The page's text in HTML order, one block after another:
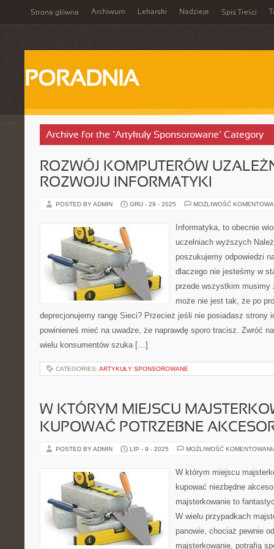
Strona główna Archiwum Lekarski Nadzieje Spis Treści
PORADNIA
Archive for the ‘Artykuły Sponsorowane’ Category
ROZWÓJ KOMPUTERÓW
ROZWOJU INFORMATYKI
POSTED BY ADMIN GRU - 29 - 2025 MOŻLIWOŚĆ
Informatyka, to obecnie
uczelniach wyższych
poszukujemy odpowiedzi
dlaczego nie jesteśmy w
przede wszystkim musimy
może nie jest tak, że po
deprecjonujemy rangę Sieci? Przecież jeśli nie posiadasz strony
powinieneś mieć na uwadze, że naprawdę sporo tracisz. Zwróć
wielu konsumentów szuka […]
CATEGORIES: ARTYKUŁY SPONSOROWANE
W KTÓRYM MIEJSCU
KUPOWAĆ POTRZEBNE
POSTED BY ADMIN LIP - 9 - 2025 MOŻLIWOŚĆ
W którym miejscu
kupować niezbędne
majsterkowanie to
W wielu przypadkach
panowie, chociaż pewnie
majsterkowanie, potrafią